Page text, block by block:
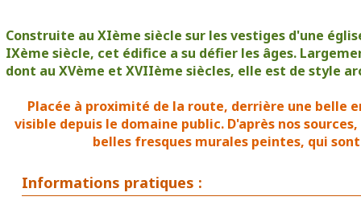
Construite au XIème siècle sur les vestiges d'une
IXème siècle, cet édifice a su défier les âges.
dont au XVème et XVIIème siècles, elle est de style
Placée à proximité de la route, derrière une belle
visible depuis le domaine public. D'après nos
belles fresques murales peintes, qui
Informations pratiques :